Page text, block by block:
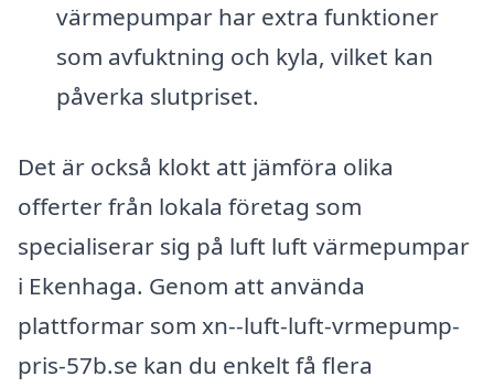
värmepumpar har extra funktioner
som avfuktning och kyla, vilket kan
påverka slutpriset.
Det är också klokt att jämföra olika
offerter från lokala företag som
specialiserar sig på luft luft värmepumpar
i Ekenhaga. Genom att använda
plattformar som xn--luft-luft-vrmepump-
pris-57b.se kan du enkelt få flera